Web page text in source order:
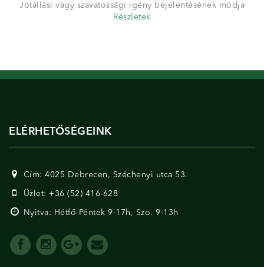
Jótállási vagy szavatossági igény bejelentésének módja
Részletek
ELÉRHETŐSÉGEINK
Cím: 4025 Debrecen, Széchenyi utca 53.
Üzlet: +36 (52) 416-628
Nyitva: Hétfő-Péntek 9-17h, Szo. 9-13h